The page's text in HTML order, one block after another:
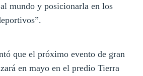
mundo y posicionarla en los
que el próximo evento de gran
en mayo en el predio Tierra